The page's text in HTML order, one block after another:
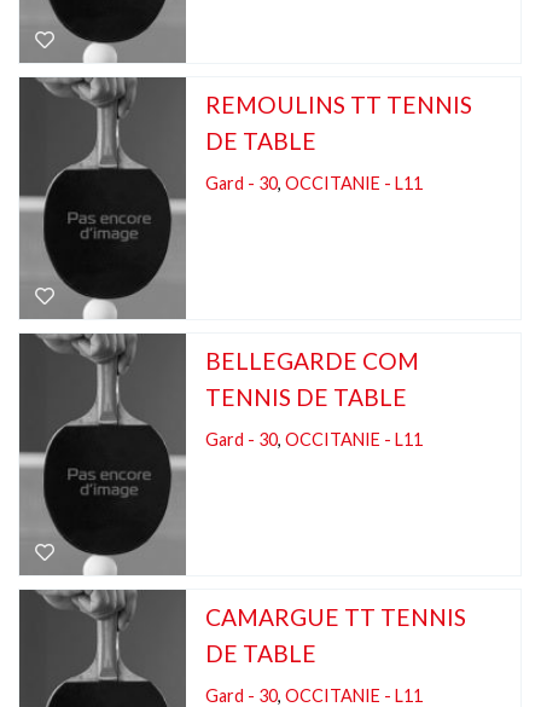
REMOULINS TT TENNIS
DE TABLE
Gard - 30,OCCITANIE - L11
BELLEGARDE COM
TENNIS DE TABLE
Gard - 30,OCCITANIE - L11
CAMARGUE TT TENNIS
DE TABLE
Gard - 30,OCCITANIE - L11